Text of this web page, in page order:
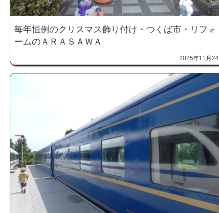
毎年恒例のクリスマス飾り付け・つくば市・リフォ
ームのＡＲＡＳＡＷＡ
2025年11月